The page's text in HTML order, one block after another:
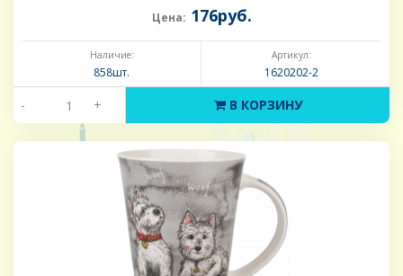
Цена: 176руб.
Наличие:
858шт.
Артикул:
1620202-2
- + В КОРЗИНУ